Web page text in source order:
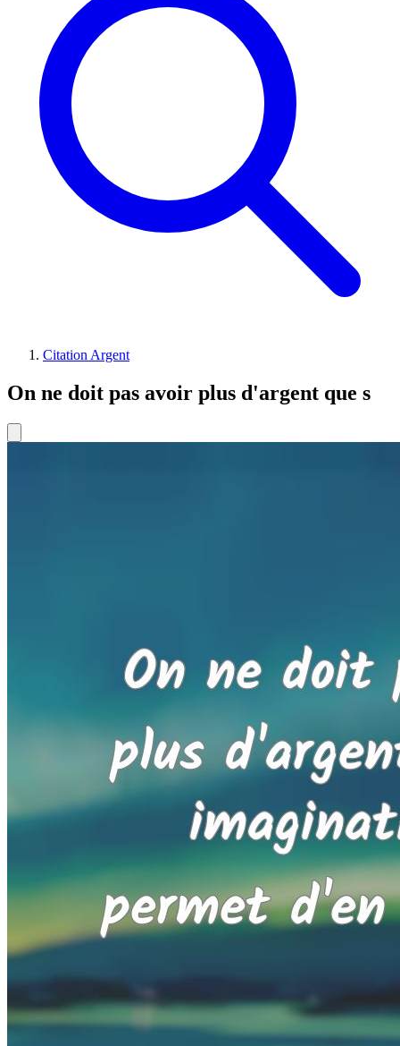
Citation Argent
On ne doit pas avoir plus d'argent que s